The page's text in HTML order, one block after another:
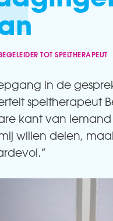
TOT SPELTHERAPEUT
in de
speltherapeut
kant van
willen delen,